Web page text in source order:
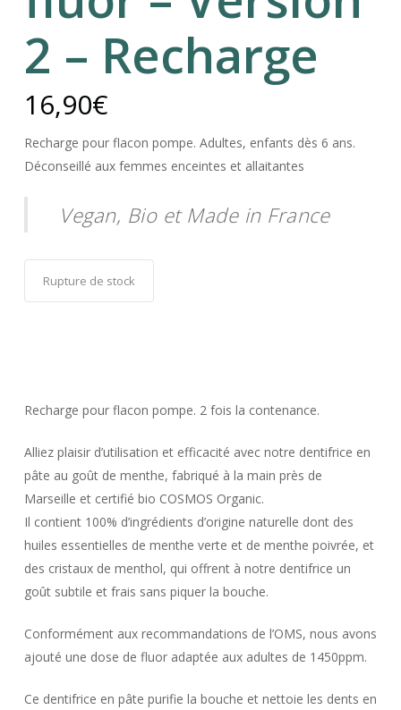
2 – Recharge
16,90€
Recharge pour flacon pompe. Adultes, enfants dès 6 ans.
Déconseillé aux femmes enceintes et allaitantes
Vegan, Bio et Made in France
Rupture de stock
Recharge pour flacon pompe. 2 fois la contenance.
Alliez plaisir d’utilisation et efficacité avec notre dentifrice en
pâte au goût de menthe, fabriqué à la main près de
Marseille et certifié bio COSMOS Organic.
Il contient 100% d’ingrédients d’origine naturelle dont des
huiles essentielles de menthe verte et de menthe poivrée, et
des cristaux de menthol, qui offrent à notre dentifrice un
goût subtile et frais sans piquer la bouche.
Conformément aux recommandations de l’OMS, nous avons
ajouté une dose de fluor adaptée aux adultes de 1450ppm.
Ce dentifrice en pâte purifie la bouche et nettoie les dents en